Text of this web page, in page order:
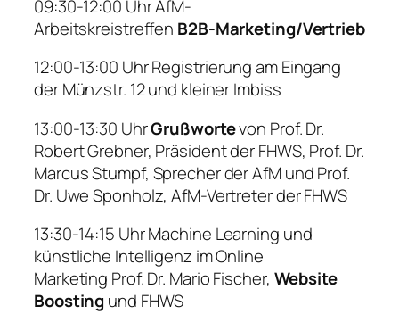
09:30-12:00 UhrAfM-
Arbeitskreistreffen B2B-Marketing/Vertrieb
12:00-13:00 UhrRegistrierung am Eingang
der Münzstr. 12 und kleiner Imbiss
13:00-13:30 UhrGrußwortevon Prof. Dr.
Robert Grebner, Präsident der FHWS, Prof. Dr.
Marcus Stumpf, Sprecher der AfM und Prof.
Dr. Uwe Sponholz, AfM-Vertreter der FHWS
13:30-14:15 UhrMachine Learning und
künstliche Intelligenz im Online
Marketing Prof. Dr. Mario Fischer, Website
Boosting und FHWS